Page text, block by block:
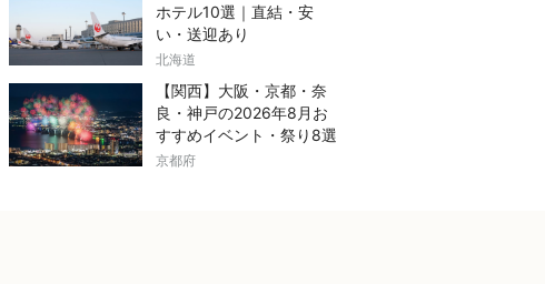
ホテル10選｜直結・安
い・送迎あり
北海道
【関西】大阪・京都・奈
良・神戸の2026年8月お
すすめイベント・祭り8選
京都府